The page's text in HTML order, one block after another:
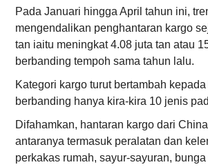
Pada Januari hingga April tahun ini,
mengendalikan penghantaran kargo
tan iaitu meningkat 4.08 juta tan atau
berbanding tempoh sama tahun lalu.
Kategori kargo turut bertambah
berbanding hanya kira-kira 10 jenis
Difahamkan, hantaran kargo dari
antaranya termasuk peralatan dan
perkakas rumah, sayur-sayuran,